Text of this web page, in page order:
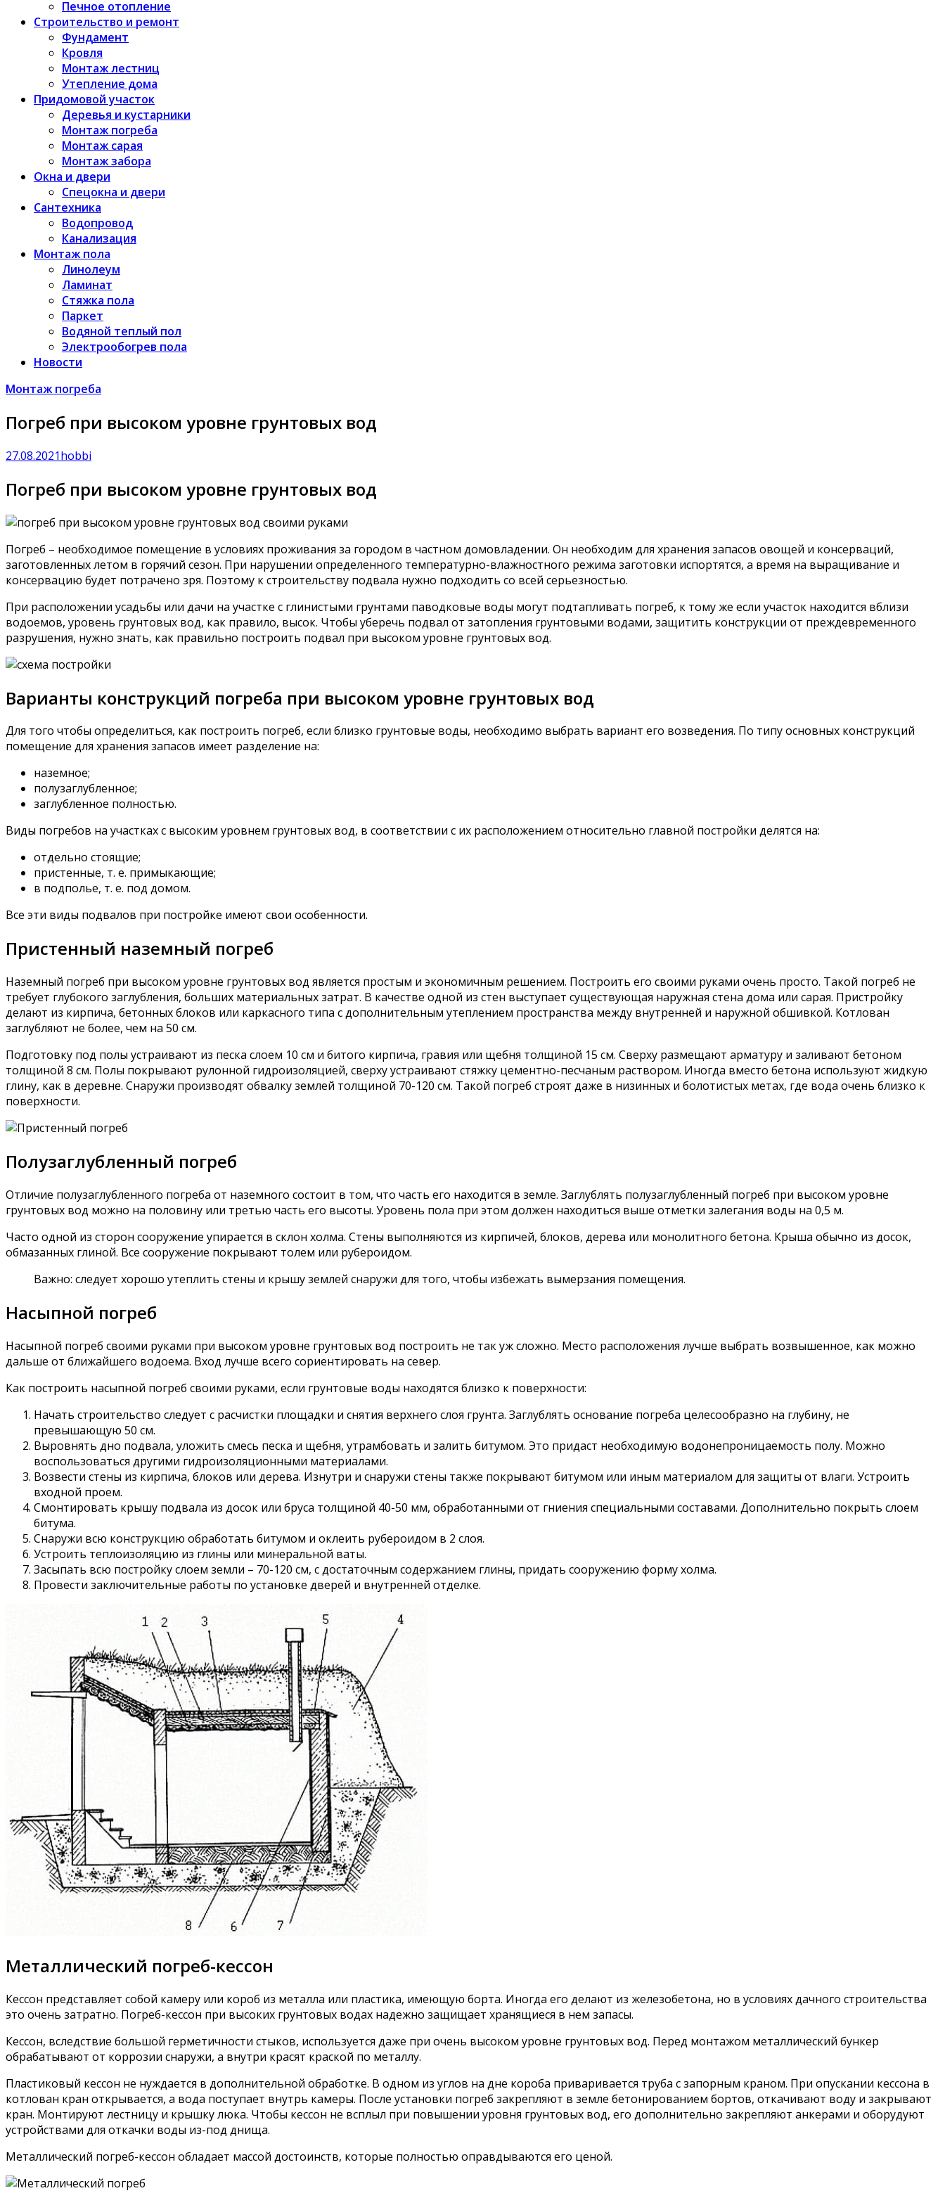
Печное отопление
Строительство и ремонт
Фундамент
Кровля
Монтаж лестниц
Утепление дома
Придомовой участок
Деревья и кустарники
Монтаж погреба
Монтаж сарая
Монтаж забора
Окна и двери
Спецокна и двери
Сантехника
Водопровод
Канализация
Монтаж пола
Линолеум
Ламинат
Стяжка пола
Паркет
Водяной теплый пол
Электрообогрев пола
Новости
Монтаж погреба
Погреб при высоком уровне грунтовых вод
27.08.2021hobbi
Погреб при высоком уровне грунтовых вод
Погреб – необходимое помещение в условиях проживания за городом в частном домовладении. Он необходим для хранения запасов овощей и консерваций,
заготовленных летом в горячий сезон. При нарушении определенного температурно-влажностного режима заготовки испортятся, а время на выращивание и
консервацию будет потрачено зря. Поэтому к строительству подвала нужно подходить со всей серьезностью.
При расположении усадьбы или дачи на участке с глинистыми грунтами паводковые воды могут подтапливать погреб, к тому же если участок находится вблизи
водоемов, уровень грунтовых вод, как правило, высок. Чтобы уберечь подвал от затопления грунтовыми водами, защитить конструкции от преждевременного
разрушения, нужно знать, как правильно построить подвал при высоком уровне грунтовых вод.
Варианты конструкций погреба при высоком уровне грунтовых вод
Для того чтобы определиться, как построить погреб, если близко грунтовые воды, необходимо выбрать вариант его возведения. По типу основных конструкций
помещение для хранения запасов имеет разделение на:
наземное;
полузаглубленное;
заглубленное полностью.
Виды погребов на участках с высоким уровнем грунтовых вод, в соответствии с их расположением относительно главной постройки делятся на:
отдельно стоящие;
пристенные, т. е. примыкающие;
в подполье, т. е. под домом.
Все эти виды подвалов при постройке имеют свои особенности.
Пристенный наземный погреб
Наземный погреб при высоком уровне грунтовых вод является простым и экономичным решением. Построить его своими руками очень просто. Такой погреб не
требует глубокого заглубления, больших материальных затрат. В качестве одной из стен выступает существующая наружная стена дома или сарая. Пристройку
делают из кирпича, бетонных блоков или каркасного типа с дополнительным утеплением пространства между внутренней и наружной обшивкой. Котлован
заглубляют не более, чем на 50 см.
Подготовку под полы устраивают из песка слоем 10 см и битого кирпича, гравия или щебня толщиной 15 см. Сверху размещают арматуру и заливают бетоном
толщиной 8 см. Полы покрывают рулонной гидроизоляцией, сверху устраивают стяжку цементно-песчаным раствором. Иногда вместо бетона используют жидкую
глину, как в деревне. Снаружи производят обвалку землей толщиной 70-120 см. Такой погреб строят даже в низинных и болотистых метах, где вода очень близко к
поверхности.
Полузаглубленный погреб
Отличие полузаглубленного погреба от наземного состоит в том, что часть его находится в земле. Заглублять полузаглубленный погреб при высоком уровне
грунтовых вод можно на половину или третью часть его высоты. Уровень пола при этом должен находиться выше отметки залегания воды на 0,5 м.
Часто одной из сторон сооружение упирается в склон холма. Стены выполняются из кирпичей, блоков, дерева или монолитного бетона. Крыша обычно из досок,
обмазанных глиной. Все сооружение покрывают толем или рубероидом.
Важно: следует хорошо утеплить стены и крышу землей снаружи для того, чтобы избежать вымерзания помещения.
Насыпной погреб
Насыпной погреб своими руками при высоком уровне грунтовых вод построить не так уж сложно. Место расположения лучше выбрать возвышенное, как можно
дальше от ближайшего водоема. Вход лучше всего сориентировать на север.
Как построить насыпной погреб своими руками, если грунтовые воды находятся близко к поверхности:
Начать строительство следует с расчистки площадки и снятия верхнего слоя грунта. Заглублять основание погреба целесообразно на глубину, не
превышающую 50 см.
Выровнять дно подвала, уложить смесь песка и щебня, утрамбовать и залить битумом. Это придаст необходимую водонепроницаемость полу. Можно
воспользоваться другими гидроизоляционными материалами.
Возвести стены из кирпича, блоков или дерева. Изнутри и снаружи стены также покрывают битумом или иным материалом для защиты от влаги. Устроить
входной проем.
Смонтировать крышу подвала из досок или бруса толщиной 40-50 мм, обработанными от гниения специальными составами. Дополнительно покрыть слоем
битума.
Снаружи всю конструкцию обработать битумом и оклеить рубероидом в 2 слоя.
Устроить теплоизоляцию из глины или минеральной ваты.
Засыпать всю постройку слоем земли – 70-120 см, с достаточным содержанием глины, придать сооружению форму холма.
Провести заключительные работы по установке дверей и внутренней отделке.
Металлический погреб-кессон
Кессон представляет собой камеру или короб из металла или пластика, имеющую борта. Иногда его делают из железобетона, но в условиях дачного строительства
это очень затратно. Погреб-кессон при высоких грунтовых водах надежно защищает хранящиеся в нем запасы.
Кессон, вследствие большой герметичности стыков, используется даже при очень высоком уровне грунтовых вод. Перед монтажом металлический бункер
обрабатывают от коррозии снаружи, а внутри красят краской по металлу.
Пластиковый кессон не нуждается в дополнительной обработке. В одном из углов на дне короба приваривается труба с запорным краном. При опускании кессона в
котлован кран открывается, а вода поступает внутрь камеры. После установки погреб закрепляют в земле бетонированием бортов, откачивают воду и закрывают
кран. Монтируют лестницу и крышку люка. Чтобы кессон не всплыл при повышении уровня грунтовых вод, его дополнительно закрепляют анкерами и оборудуют
устройствами для откачки воды из-под днища.
Металлический погреб-кессон обладает массой достоинств, которые полностью оправдываются его ценой.